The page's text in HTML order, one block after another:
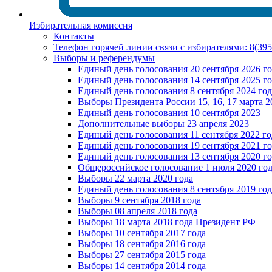
Избирательная комиссия
Контакты
Телефон горячей линии связи с избирателями:
Выборы и референдумы
Единый день голосования 20 сентября 2026
Единый день голосования 14 сентября 2025
Единый день голосования 8 сентября 2024
Выборы Президента России 15, 16, 17 марта
Единый день голосования 10 сентября 2023
Дополнительные выборы 23 апреля 2023
Единый день голосования 11 сентября 2022
Единый день голосования 19 сентября 2021
Единый день голосования 13 сентября 2020
Общероссийское голосование 1 июля 2020
Выборы 22 марта 2020 года
Единый день голосования 8 сентября 2019
Выборы 9 сентября 2018 года
Выборы 08 апреля 2018 года
Выборы 18 марта 2018 года Президент РФ
Выборы 10 сентября 2017 года
Выборы 18 сентября 2016 года
Выборы 27 сентября 2015 года
Выборы 14 сентября 2014 года